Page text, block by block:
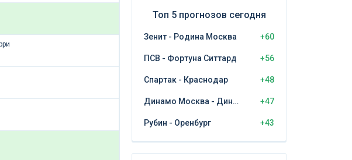
Топ 5 прогнозов сегодня
Зенит - Родина Москва +60
ПСВ - Фортуна Ситтард +56
Спартак - Краснодар +48
Динамо Москва - Динамо Махачкала +47
Рубин - Оренбург +43